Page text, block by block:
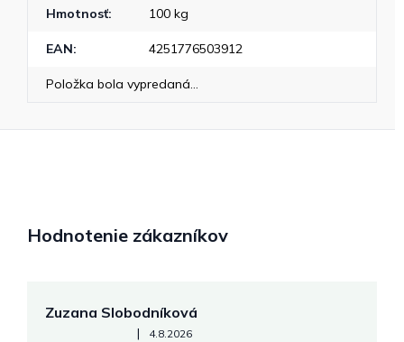
Hmotnosť: 100 kg
EAN: 4251776503912
Položka bola vypredaná…
Hodnotenie zákazníkov
Zuzana Slobodníková
Hodnotenie obchodu je 5 z 5 hviezdičiek.
| 4.8.2026